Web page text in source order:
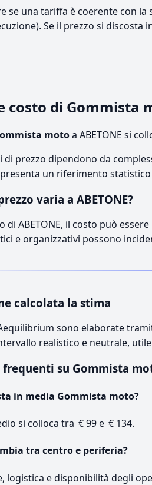
se una tariffa è coerente con
Se il prezzo si discosta
costo di Gommista
motoa ABETONE si
di prezzo dipendono da
un riferimento
varia a ABETONE?
di ABETONE, il costo può
e organizzativi possono
calcolata la stima
sono elaborate
realistico e neutrale,
su Gommista
in media Gommista moto?
si colloca tra € 99 e € 134.
tra centro e periferia?
logistica e disponibilità degli